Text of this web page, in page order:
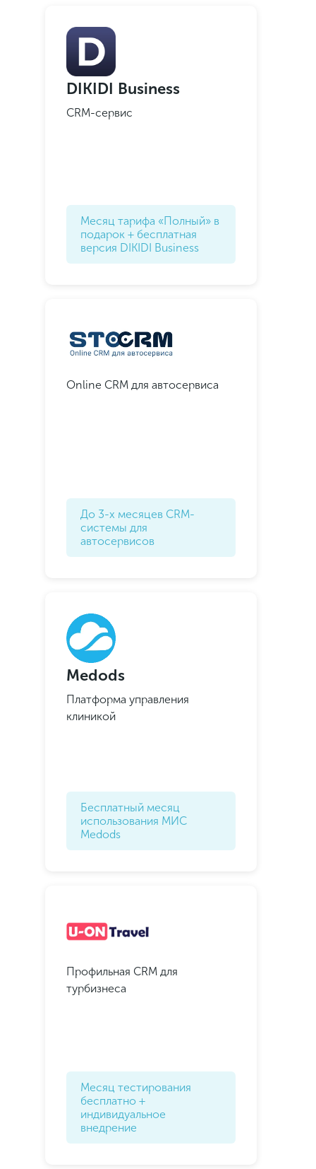
DIKIDI Business
CRM-сервис
Месяц тарифа «Полный» в
подарок + бесплатная
версия DIKIDI Business
Online CRM для автосервиса
До 3-х месяцев CRM-
системы для
автосервисов
Medods
Платформа управления
клиникой
Бесплатный месяц
использования МИС
Medods
Профильная CRM для
турбизнеса
Месяц тестирования
бесплатно +
индивидуальное
внедрение